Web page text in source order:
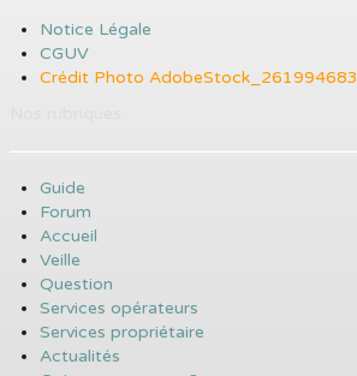
Notice Légale
CGUV
Crédit Photo AdobeStock_261994683
Guide
Forum
Accueil
Veille
Question
Services opérateurs
Services propriétaire
Actualités